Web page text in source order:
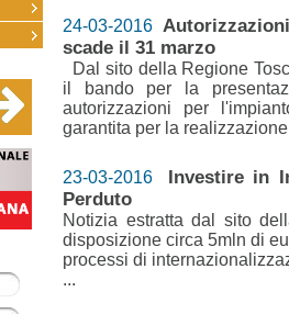
24-03-2016
scade il 31 marzo
Dal sito della Regione
il bando per la
autorizzazioni per
garantita per la
23-03-2016
Investire in
Perduto
Notizia estratta dal sito
disposizione circa 5mln di
processi di
...